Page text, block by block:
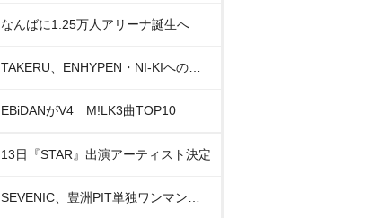
なんばに1.25万人アリーナ誕生へ
EBiDANがV4 M!LK3曲TOP10
13日『STAR』出演アーティスト決定